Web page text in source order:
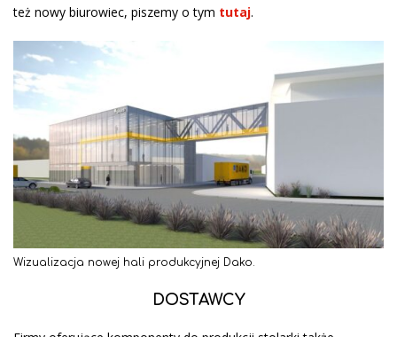
też nowy biurowiec, piszemy o tym tutaj.
Wizualizacja nowej hali produkcyjnej Dako.
DOSTAWCY